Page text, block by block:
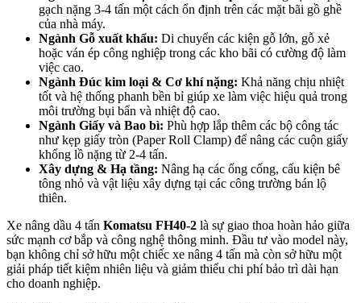
gạch nặng 3-4 tấn một cách ổn định trên các mặt bãi gồ ghề
của nhà máy.
Ngành Gỗ xuất khẩu: Di chuyển các kiện gỗ lớn, gỗ xẻ
hoặc ván ép công nghiệp trong các kho bãi có cường độ làm
việc cao.
Ngành Đúc kim loại & Cơ khí nặng: Khả năng chịu nhiệt
tốt và hệ thống phanh bền bỉ giúp xe làm việc hiệu quả trong
môi trường bụi bẩn và nhiệt độ cao.
Ngành Giấy và Bao bì: Phù hợp lắp thêm các bộ công tác
như kẹp giấy tròn (Paper Roll Clamp) để nâng các cuộn giấy
khổng lồ nặng từ 2-4 tấn.
Xây dựng & Hạ tầng: Nâng hạ các ống cống, cấu kiện bê
tông nhỏ và vật liệu xây dựng tại các công trường bán lộ
thiên.
Xe nâng dầu 4 tấn Komatsu FH40-2 là sự giao thoa hoàn hảo giữa
sức mạnh cơ bắp và công nghệ thông minh. Đầu tư vào model này,
bạn không chỉ sở hữu một chiếc xe nâng 4 tấn mà còn sở hữu một
giải pháp tiết kiệm nhiên liệu và giảm thiểu chi phí bảo trì dài hạn
cho doanh nghiệp.